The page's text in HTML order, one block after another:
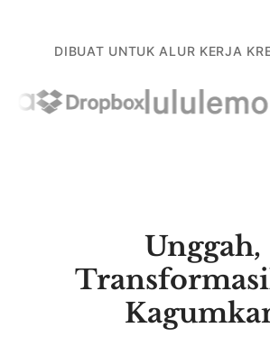
DIBUAT UNTUK ALUR KERJA
Unggah,